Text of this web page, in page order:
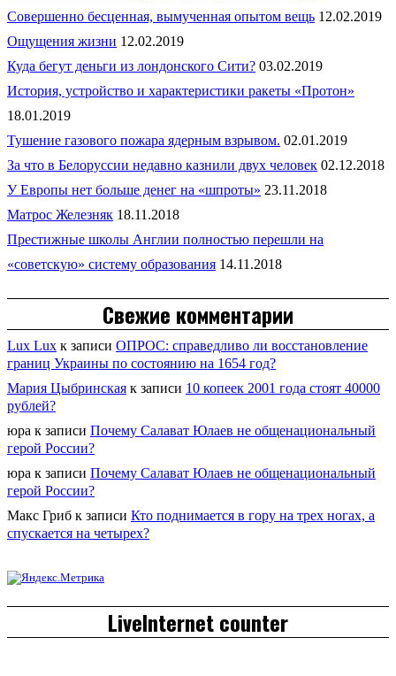
Совершенно бесценная, вымученная опытом вещь 12.02.2019
Ощущения жизни 12.02.2019
Куда бегут деньги из лондонского Сити? 03.02.2019
История, устройство и характеристики ракеты «Протон»
18.01.2019
Тушение газового пожара ядерным взрывом. 02.01.2019
За что в Белоруссии недавно казнили двух человек 02.12.2018
У Европы нет больше денег на «шпроты» 23.11.2018
Матрос Железняк 18.11.2018
Престижные школы Англии полностью перешли на
«советскую» систему образования 14.11.2018
Свежие комментарии
Lux Lux к записи ОПРОС: справедливо ли восстановление
границ Украины по состоянию на 1654 год?
Мария Цыбринская к записи 10 копеек 2001 года стоят 40000
рублей?
юра к записи Почему Салават Юлаев не общенациональный
герой России?
юра к записи Почему Салават Юлаев не общенациональный
герой России?
Макс Гриб к записи Кто поднимается в гору на трех ногах, а
спускается на четырех?
LiveInternet counter